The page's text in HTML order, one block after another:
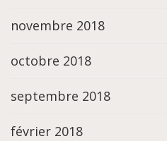
novembre 2018
octobre 2018
septembre 2018
février 2018